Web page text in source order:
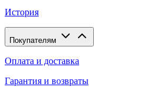
История
Покупателям
Оплата и доставка
Гарантия и возвраты